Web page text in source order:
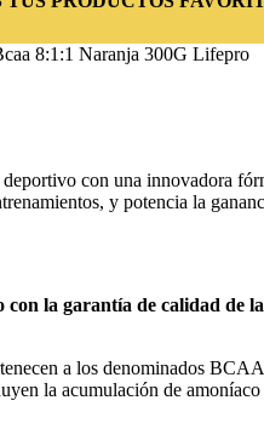
8:1:1 Naranja 300G Lifepro
con una innovadora
y potencia la
la garantía de calidad
a los denominados
la acumulación de